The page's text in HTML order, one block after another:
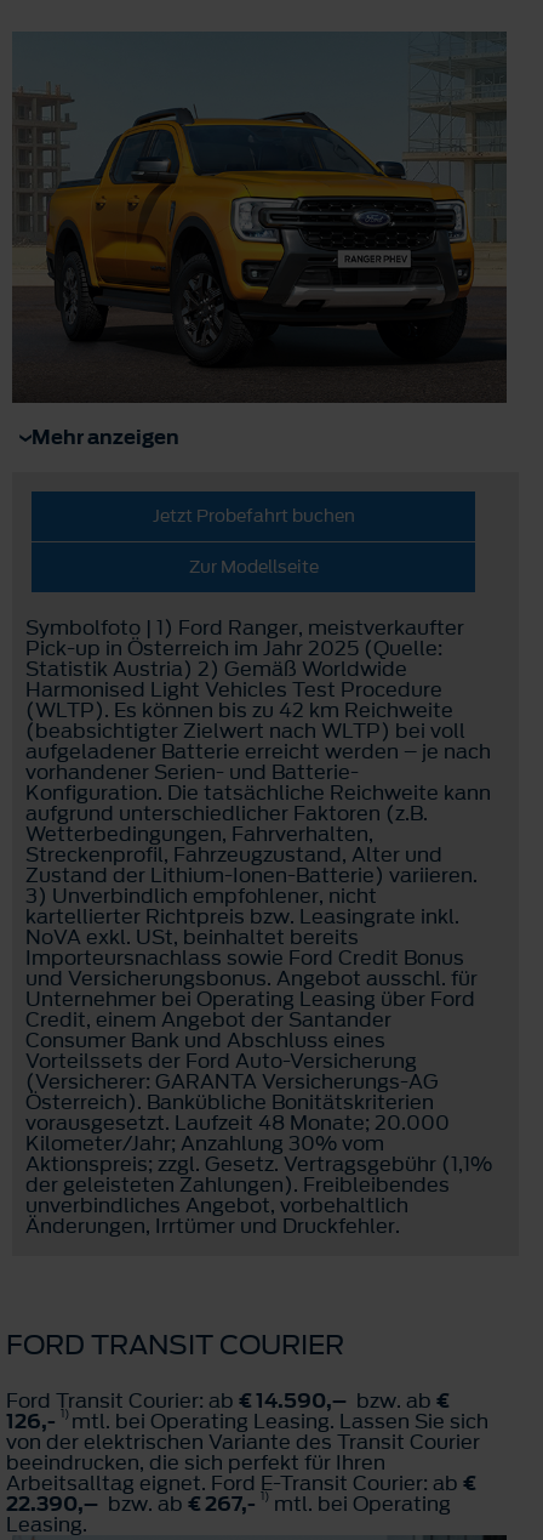
Mehr anzeigen
Jetzt Probefahrt buchen
Zur Modellseite
Symbolfoto | 1) Ford Ranger, meistverkaufter
Pick-up in Österreich im Jahr 2025 (Quelle:
Statistik Austria) 2) Gemäß Worldwide
Harmonised Light Vehicles Test Procedure
(WLTP). Es können bis zu 42 km Reichweite
(beabsichtigter Zielwert nach WLTP) bei voll
aufgeladener Batterie erreicht werden – je nach
vorhandener Serien- und Batterie-
Konfiguration. Die tatsächliche Reichweite kann
aufgrund unterschiedlicher Faktoren (z.B.
Wetterbedingungen, Fahrverhalten,
Streckenprofil, Fahrzeugzustand, Alter und
Zustand der Lithium-Ionen-Batterie) variieren.
3) Unverbindlich empfohlener, nicht
kartellierter Richtpreis bzw. Leasingrate inkl.
NoVA exkl. USt, beinhaltet bereits
Importeursnachlass sowie Ford Credit Bonus
und Versicherungsbonus. Angebot ausschl. für
Unternehmer bei Operating Leasing über Ford
Credit, einem Angebot der Santander
Consumer Bank und Abschluss eines
Vorteilssets der Ford Auto-Versicherung
(Versicherer: GARANTA Versicherungs-AG
Österreich). Bankübliche Bonitätskriterien
vorausgesetzt. Laufzeit 48 Monate; 20.000
Kilometer/Jahr; Anzahlung 30% vom
Aktionspreis; zzgl. Gesetz. Vertragsgebühr (1,1%
der geleisteten Zahlungen). Freibleibendes
unverbindliches Angebot, vorbehaltlich
Änderungen, Irrtümer und Druckfehler.
FORD TRANSIT COURIER
Ford Transit Courier: ab € 14.590,– bzw. ab €
126,- 1)mtl. bei Operating Leasing. Lassen Sie sich
von der elektrischen Variante des Transit Courier
beeindrucken, die sich perfekt für Ihren
Arbeitsalltag eignet. Ford E-Transit Courier: ab €
22.390,– bzw. ab € 267,- 1) mtl. bei Operating
Leasing.